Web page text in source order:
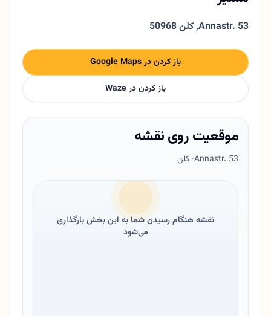
Annastr. 53
,50968 کلن
باز کردن در Google Maps
باز کردن در Waze
موقعیت روی نقشه
Annastr. 53· کلن
نقشه هنگام رسیدن شما به این بخش بارگذاری
می‌شود